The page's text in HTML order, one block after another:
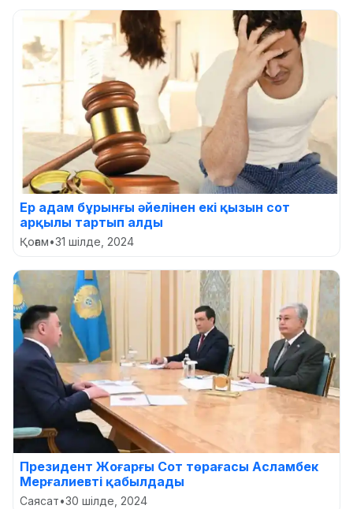
Ер адам бұрынғы әйелінен екі қызын сот
арқылы тартып алды
Қоғам•31 шілде, 2024
Президент Жоғарғы Сот төрағасы Асламбек
Мерғалиевті қабылдады
Саясат•30 шілде, 2024